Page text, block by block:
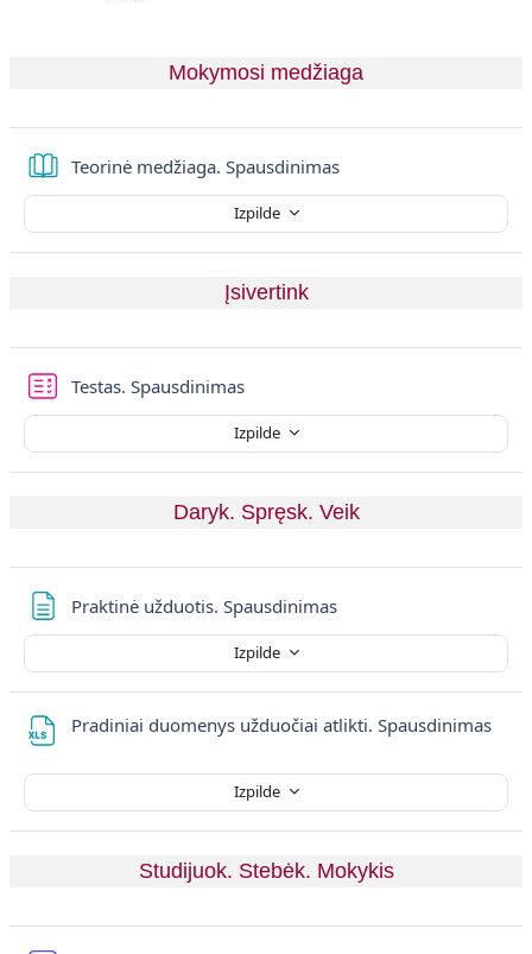
Mokymosi medžiaga
Teorinė medžiaga. SpausdinimasGrāmata
Izpilde
Įsivertink
Testas. SpausdinimasTests
Izpilde
Daryk. Spręsk. Veik
Praktinė užduotis. SpausdinimasLapa
Izpilde
Pradiniai duomenys užduočiai atlikti. SpausdinimasFails
Izpilde
Studijuok. Stebėk. Mokykis